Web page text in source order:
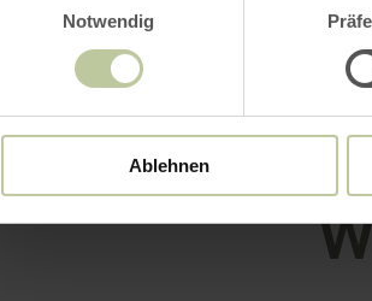
Notwendig
Ablehnen
mehr erfahren